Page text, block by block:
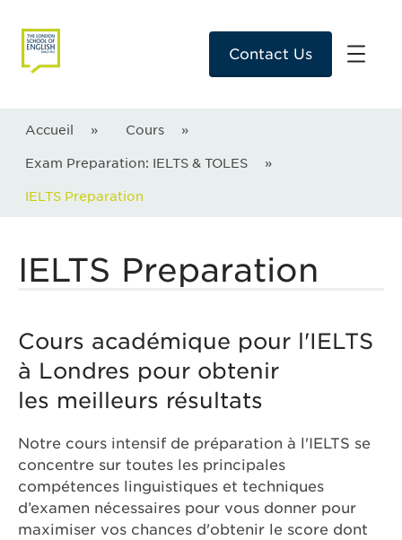
Contact Us
Accueil » Cours »
Exam Preparation: IELTS & TOLES »
IELTS Preparation
IELTS Preparation
Cours académique pour l'IELTS
à Londres pour obtenir
les meilleurs résultats
Notre cours intensif de préparation à l'IELTS se
concentre sur toutes les principales
compétences linguistiques et techniques
d’examen nécessaires pour vous donner pour
maximiser vos chances d'obtenir le score dont